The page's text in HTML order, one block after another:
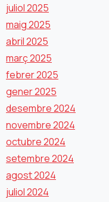
juliol 2025
maig 2025
abril 2025
març 2025
febrer 2025
gener 2025
desembre 2024
novembre 2024
octubre 2024
setembre 2024
agost 2024
juliol 2024